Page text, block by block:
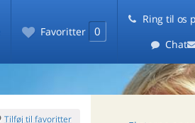
Favoritter 0
Ring til os
Chat
Tilføj til favoritter